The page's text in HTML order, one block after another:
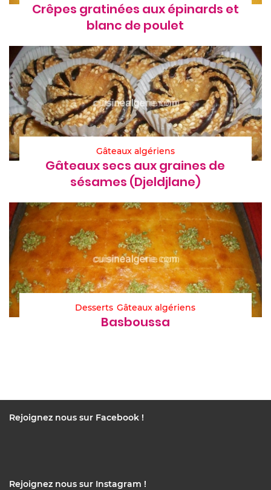
Crêpes gratinées aux épinards et
blanc de poulet
Gâteaux algériens
Gâteaux secs aux graines de
sésames (Djeldjlane)
Desserts Gâteaux algériens
Basboussa
Rejoignez nous sur Facebook !
Rejoignez nous sur Instagram !